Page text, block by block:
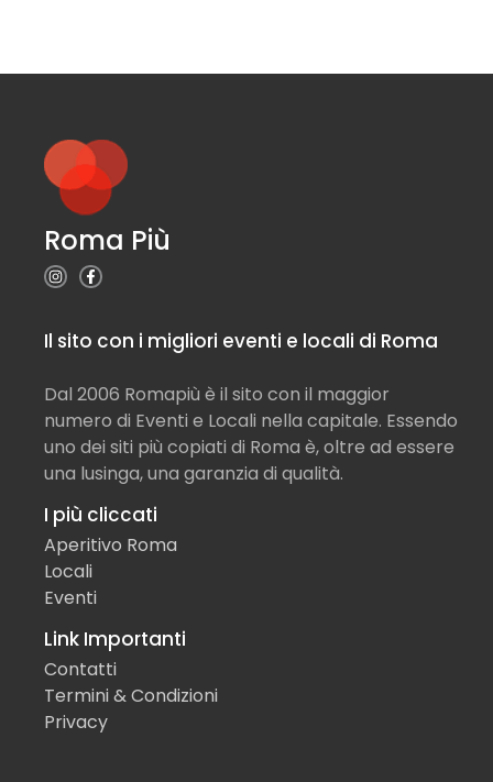
Roma Più
Il sito con i migliori eventi e locali di Roma
Dal 2006 Romapiù è il sito con il maggior
numero di Eventi e Locali nella capitale. Essendo
uno dei siti più copiati di Roma è, oltre ad essere
una lusinga, una garanzia di qualità.
I più cliccati
Aperitivo Roma
Locali
Eventi
Link Importanti
Contatti
Termini & Condizioni
Privacy